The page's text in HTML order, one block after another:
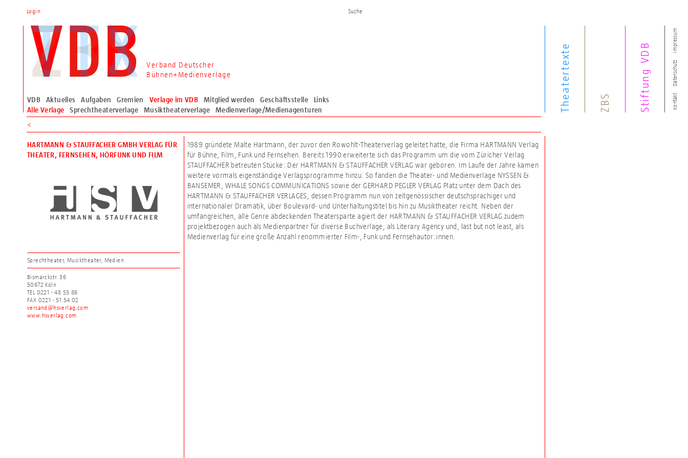
Kontakt
Datenschutz
Impressum
Verband Deutscher
Bühnen+Medienverlage
VDB Aktuelles Aufgaben Gremien Verlage im VDB Mitglied werden Geschäftsstelle
Links
Alle Verlage
Sprechtheaterverlage Musiktheaterverlage Medienverlage/Medienagenturen Theatertexte ZBS Stiftung VDB
Login
<
HARTMANN & STAUFFACHER GMBH VERLAG FÜR
THEATER, FERNSEHEN, HÖRFUNK UND FILM
Sprechtheater, Musiktheater, Medien
Bismarckstr. 36
50672 Köln
TEL 0221 - 48 53 86
FAX 0221 - 51 54 02
versand@hsverlag.com
www.hsverlag.com
1989 gründete Malte Hartmann, der zuvor den Rowohlt-Theaterverlag geleitet hatte, die Firma HARTMANN Verlag
für Bühne, Film, Funk und Fernsehen. Bereits 1990 erweiterte sich das Programm um die vom Züricher Verlag
STAUFFACHER betreuten Stücke: Der HARTMANN & STAUFFACHER VERLAG war geboren. Im Laufe der Jahre kamen
weitere vormals eigenständige Verlagsprogramme hinzu. So fanden die Theater- und Medienverlage NYSSEN &
BANSEMER, WHALE SONGS COMMUNICATIONS sowie der GERHARD PEGLER VERLAG Platz unter dem Dach des
HARTMANN & STAUFFACHER VERLAGES, dessen Programm nun von zeitgenössischer deutschsprachiger und
internationaler Dramatik, über Boulevard- und Unterhaltungstitel bis hin zu Musiktheater reicht. Neben der
umfangreichen, alle Genre abdeckenden Theatersparte agiert der HARTMANN & STAUFFACHER VERLAG zudem
projektbezogen auch als Medienpartner für diverse Buchverlage, als Literary Agency und, last but not least, als
Medienverlag für eine große Anzahl renommierter Film-, Funk und Fernsehautor:innen.